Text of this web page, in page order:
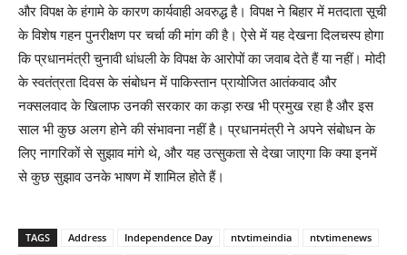
और विपक्ष के हंगामे के कारण कार्यवाही अवरुद्ध है। विपक्ष ने बिहार में मतदाता सूची
के विशेष गहन पुनरीक्षण पर चर्चा की मांग की है। ऐसे में यह देखना दिलचस्प होगा
कि प्रधानमंत्री चुनावी धांधली के विपक्ष के आरोपों का जवाब देते हैं या नहीं। मोदी
के स्वतंत्रता दिवस के संबोधन में पाकिस्तान प्रायोजित आतंकवाद और
नक्सलवाद के खिलाफ उनकी सरकार का कड़ा रुख भी प्रमुख रहा है और इस
साल भी कुछ अलग होने की संभावना नहीं है। प्रधानमंत्री ने अपने संबोधन के
लिए नागरिकों से सुझाव मांगे थे, और यह उत्सुकता से देखा जाएगा कि क्या इनमें
से कुछ सुझाव उनके भाषण में शामिल होते हैं।
TAGS Address Independence Day ntvtimeindia
ntvtimenews